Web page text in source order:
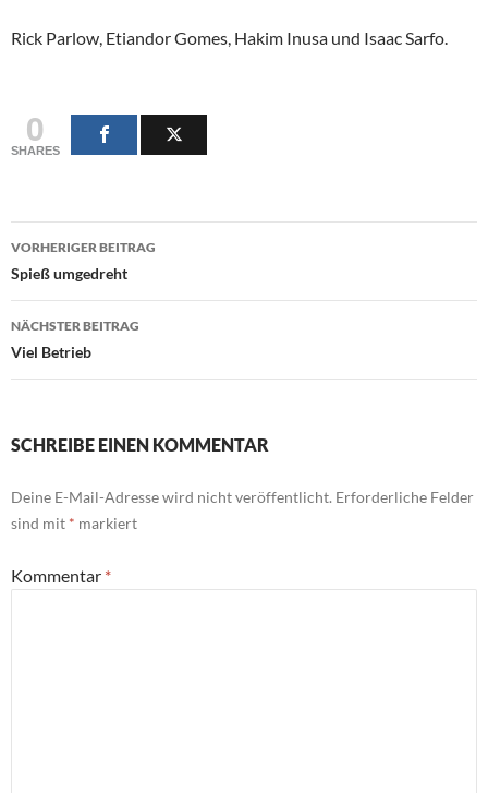
Rick Parlow, Etiandor Gomes, Hakim Inusa und Isaac Sarfo.
0
SHARES
Beitragsnavigation
VORHERIGER BEITRAG
Spieß umgedreht
NÄCHSTER BEITRAG
Viel Betrieb
SCHREIBE EINEN KOMMENTAR
Deine E-Mail-Adresse wird nicht veröffentlicht. Erforderliche Felder
sind mit * markiert
Kommentar *